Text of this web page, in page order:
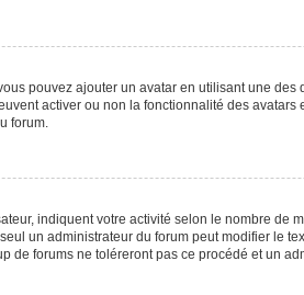
pouvez ajouter un avatar en utilisant une
activer ou non la fonctionnalité des
forum.
indiquent votre activité selon le nombre
un administrateur du forum peut modifier le
de forums ne toléreront pas ce procédé et un